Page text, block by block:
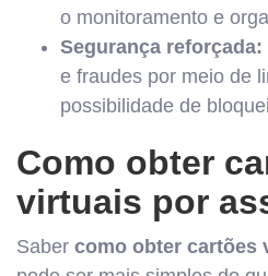
o monitoramento e
Segurança reforçada:
e fraudes por meio de
possibilidade de
Como obter
virtuais por
Saber como obter cartões